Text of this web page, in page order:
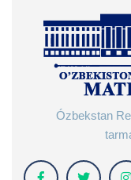
Ózbekstan